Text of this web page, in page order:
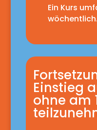
Ein Kurs
wöchentlich.
Einstieg
ohne am